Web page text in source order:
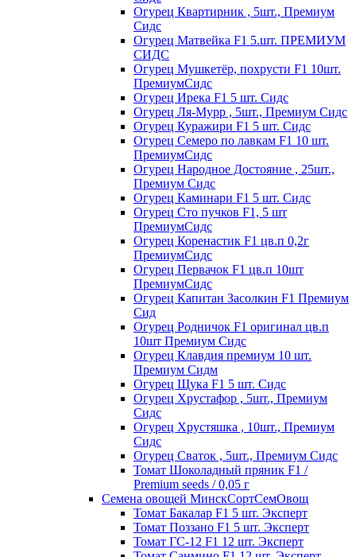
Огурец Квартирник , 5шт., Премиум
Сидс
Огурец Матвейка F1 5.шт. ПРЕМИУМ
СИДС
Огурец Мушкетёр, похрусти F1 10шт.
ПремиумСидс
Огурец Ирека F1 5 шт. Сидс
Огурец Ля-Мурр , 5шт., Премиум Сидс
Огурец Куражири F1 5 шт. Сидс
Огурец Семеро по лавкам F1 10 шт.
ПремиумСидс
Огурец Народное Достояние , 25шт.,
Премиум Сидс
Огурец Каминари F1 5 шт. Сидс
Огурец Сто пучков F1, 5 шт
ПремиумСидс
Огурец Коренастик F1 цв.п 0,2г
ПремиумСидс
Огурец Первачок F1 цв.п 10шт
ПремиумСидс
Огурец Капитан Засолкин F1 Премиум
Сид
Огурец Родничок F1 оригинал цв.п
10шт Премиум Сидс
Огурец Клавдия премиум 10 шт.
Премиум Сидм
Огурец Щука F1 5 шт. Сидс
Огурец Хрустафор , 5шт., Премиум
Сидс
Огурец Хрустяшка , 10шт., Премиум
Сидс
Огурец Сваток , 5шт., Премиум Сидс
Томат Шоколадный пряник F1 /
Premium seeds / 0,05 г
Семена овощей МинскСортСемОвощ
Томат Бакалар F1 5 шт. Эксперт
Томат Поззано F1 5 шт. Эксперт
Томат ГС-12 F1 12 шт. Эксперт